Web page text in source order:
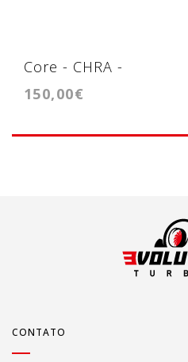
Core - CHRA -
Cartridge - KP39
150,00€
CONTATO